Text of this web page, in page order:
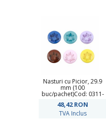
Nasturi cu Picior, 29.9
mm (100
buc/pachet)Cod: 0311-
48,42RON
TVA Inclus